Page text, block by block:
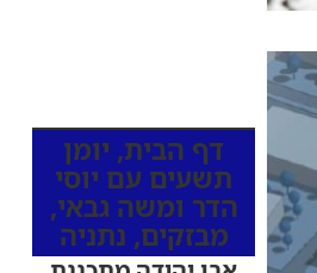
דף הבית, יומן
תשעים עם יוסי
הדר ומשה גבאי,
מבזקים, נתניה